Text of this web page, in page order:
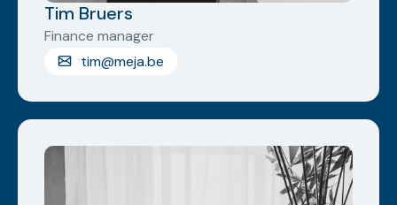
Tim Bruers
Finance manager
tim@meja.be